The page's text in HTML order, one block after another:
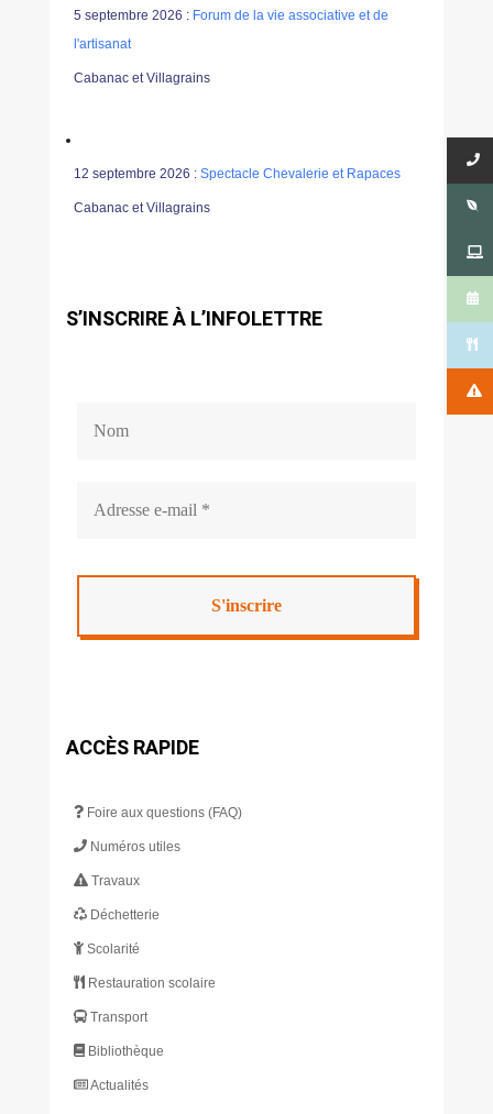
5 septembre 2026 : Forum de la vie associative et de
l'artisanat
Cabanac et Villagrains
12 septembre 2026 : Spectacle Chevalerie et Rapaces
Cabanac et Villagrains
S’INSCRIRE À L’INFOLETTRE
ACCÈS RAPIDE
Foire aux questions (FAQ)
Numéros utiles
Travaux
Déchetterie
Scolarité
Restauration scolaire
Transport
Bibliothèque
Actualités